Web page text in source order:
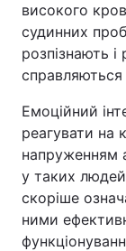
високого
судинних
розпізнають
справляються
Емоційний
реагувати на
напруженням
у таких
скоріше
ними